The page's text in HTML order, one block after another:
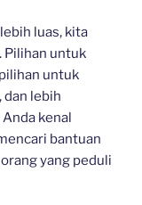
luas, kita
Pilihan untuk
untuk
dan lebih
kenal
bantuan
yang peduli